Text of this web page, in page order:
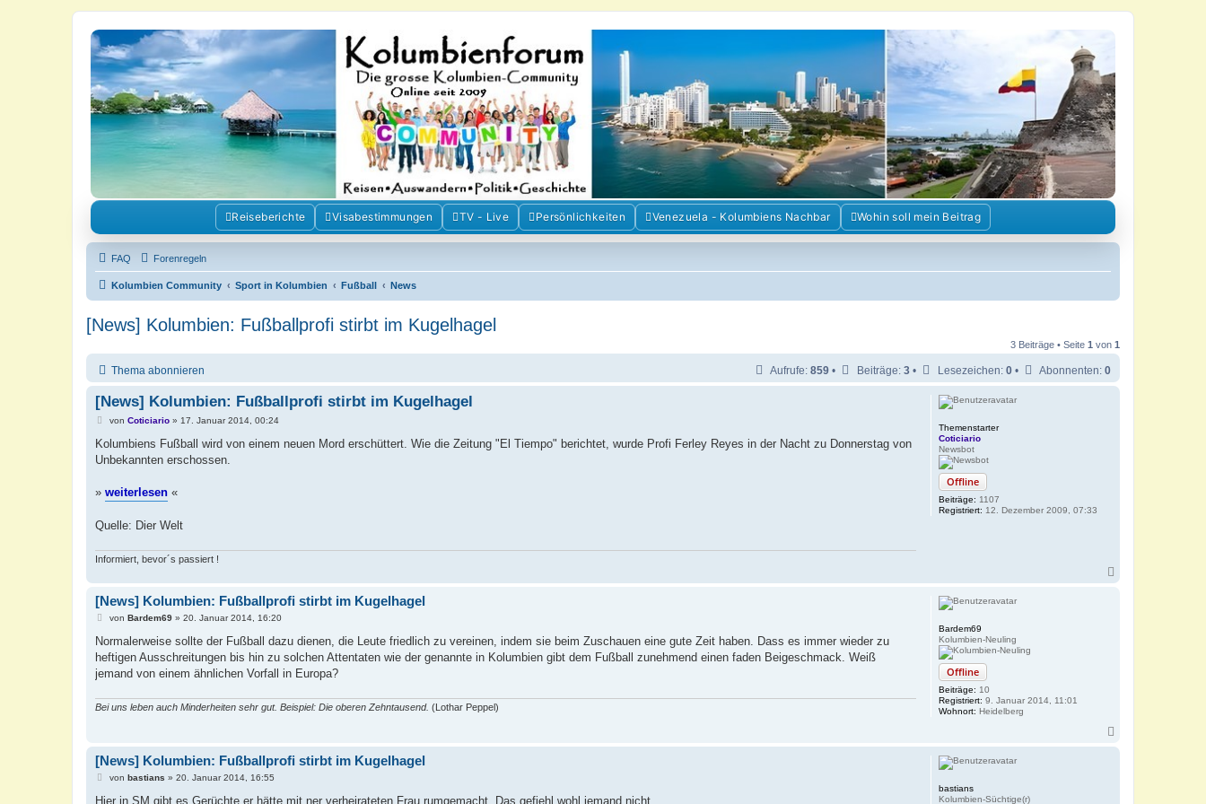
Kolumbienforum - Das grosse Forum der Freunde Kolumbiens
Reisen, Auswandern, Kultur, Politik, Geschichte und Visum in Kolumbien und Venezuela. Austausch, Erfahrungen und Gemeinschaft im Kolumbienforum
Reiseberichte Visabestimmungen TV - Live Persönlichkeiten Venezuela - Kolumbiens Nachbar Wohin soll mein Beitrag
FAQ Forenregeln
Kolumbien Community Sport in Kolumbien Fußball News
[News] Kolumbien: Fußballprofi stirbt im Kugelhagel
3 Beiträge • Seite 1 von 1
Thema abonnieren Aufrufe: 859 • Beiträge: 3 • Lesezeichen: 0 • Abonnenten: 0
Themenstarter
Coticiario
Newsbot
Offline
Beiträge: 1107
Registriert: 12. Dezember 2009, 07:33
[News] Kolumbien: Fußballprofi stirbt im Kugelhagel
B
i
r
von Coticiario» 17. Januar 2014, 00:24
Kolumbiens Fußball wird von einem neuen Mord erschüttert. Wie die Zeitung "El Tiempo" berichtet, wurde Profi Ferley Reyes in der Nacht zu Donnerstag von
Unbekannten erschossen.
» weiterlesen «
Quelle: Dier Welt
Informiert, bevor´s passiert !
Bardem69
Kolumbien-Neuling
Offline
Beiträge: 10
Registriert: 9. Januar 2014, 11:01
Wohnort: Heidelberg
[News] Kolumbien: Fußballprofi stirbt im Kugelhagel
B
i
r
a
von Bardem69» 20. Januar 2014, 16:20
Normalerweise sollte der Fußball dazu dienen, die Leute friedlich zu vereinen, indem sie beim Zuschauen eine gute Zeit haben. Dass es immer wieder zu
heftigen Ausschreitungen bis hin zu solchen Attentaten wie der genannte in Kolumbien gibt dem Fußball zunehmend einen faden Beigeschmack. Weiß
jemand von einem ähnlichen Vorfall in Europa?
Bei uns leben auch Minderheiten sehr gut. Beispiel: Die oberen Zehntausend. (Lothar Peppel)
bastians
Kolumbien-Süchtige(r)
[News] Kolumbien: Fußballprofi stirbt im Kugelhagel
B
i
von bastians » 20. Januar 2014, 16:55
Hier in SM gibt es Gerüchte er hätte mit ner verheirateten Frau rumgemacht. Das gefiehl wohl jemand nicht...